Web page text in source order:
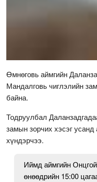
Өмнөговь аймгийн
Мандалговь чиглэлийн
байна.
Тодруулбал
замын зорчих хэсэг
хүндэрчээ.
Иймд аймгийн
өнөөдрийн 15:00